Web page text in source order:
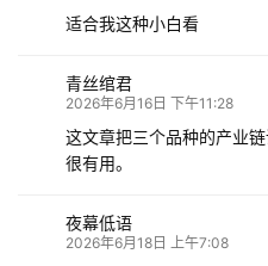
适合我这种小白看
青丝绾君
2026年6月16日 下午11:28
这文章把三个品种的产业
很有用。
夜幕低语
2026年6月18日 上午7:08